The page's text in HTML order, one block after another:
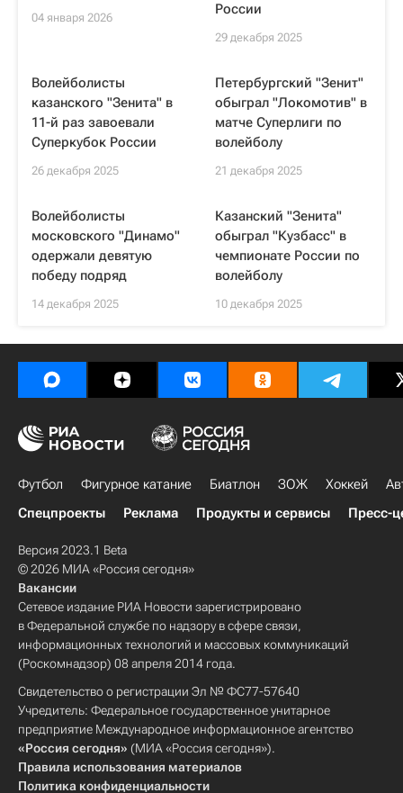
04 января 2026
России
29 декабря 2025
Волейболисты
казанского "Зенита" в
11-й раз завоевали
Суперкубок России
26 декабря 2025
Петербургский "Зенит"
обыграл "Локомотив" в
матче Суперлиги по
волейболу
21 декабря 2025
Волейболисты
московского "Динамо"
одержали девятую
победу подряд
14 декабря 2025
Казанский "Зенита"
обыграл "Кузбасс" в
чемпионате России по
волейболу
10 декабря 2025
Футбол Фигурное катание Биатлон ЗОЖ Хоккей
Спецпроекты
Реклама Продукты и сервисы Пресс-
Версия 2023.1 Beta
© 2026 МИА «Россия сегодня»
Вакансии
Сетевое издание РИА Новости зарегистрировано
в Федеральной службе по надзору в сфере связи,
информационных технологий и массовых коммуникаций
(Роскомнадзор) 08 апреля 2014 года.
Свидетельство о регистрации Эл № ФС77-57640
Учредитель: Федеральное государственное унитарное
предприятие Международное информационное агентство
«Россия сегодня» (МИА «Россия сегодня»).
Правила использования материалов
Политика конфиденциальности